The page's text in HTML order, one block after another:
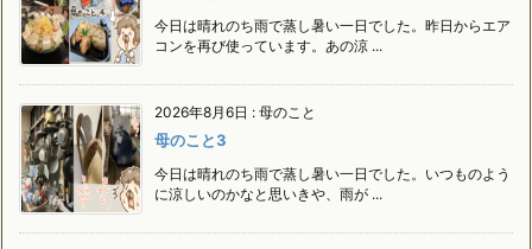
今日は晴れのち雨で蒸し暑い一日でした。昨日からエア
コンを再び使っています。あの涼 ...
2026年8月6日 : 母のこと
母のこと3
今日は晴れのち雨で蒸し暑い一日でした。いつものよう
に涼しいのかなと思いきや、雨が ...